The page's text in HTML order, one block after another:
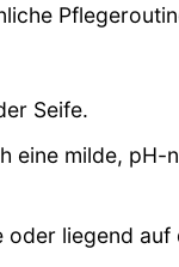
Seife.
eine milde, pH-
oder liegend auf